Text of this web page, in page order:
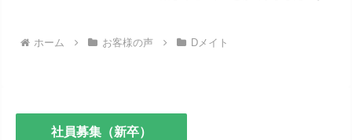
ホーム お客様の声 Dメイト
社員募集（新卒）